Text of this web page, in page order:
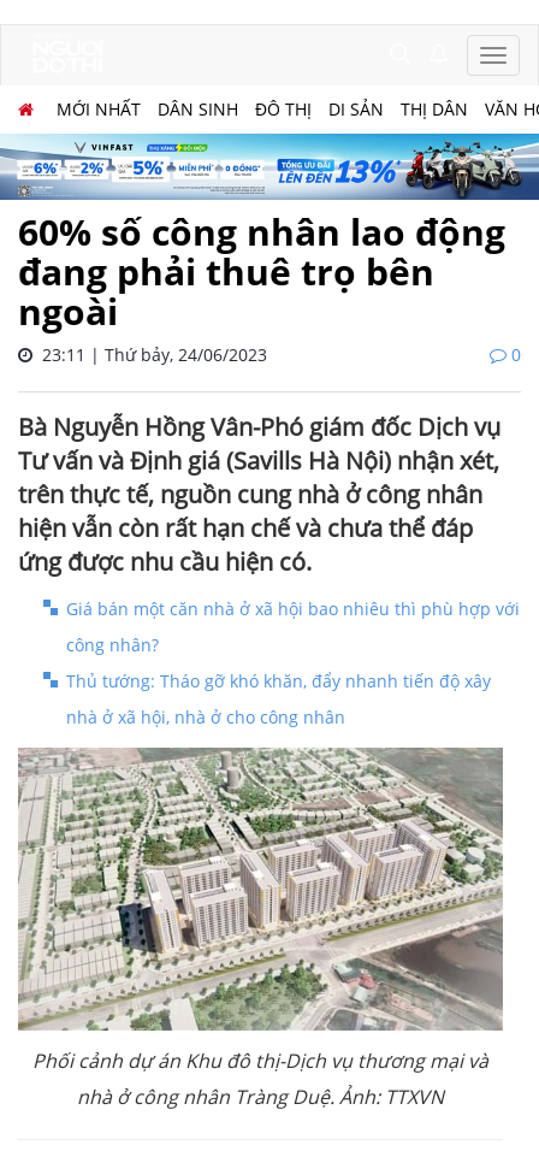
MỚI NHẤT DÂN SINH ĐÔ THỊ DI SẢN THỊ DÂN VĂN
60% số công nhân lao động
đang phải thuê trọ bên
ngoài
23:11 | Thứ bảy, 24/06/2023 0
Bà Nguyễn Hồng Vân-Phó giám đốc Dịch vụ
Tư vấn và Định giá (Savills Hà Nội) nhận xét,
trên thực tế, nguồn cung nhà ở công nhân
hiện vẫn còn rất hạn chế và chưa thể đáp
ứng được nhu cầu hiện có.
Giá bán một căn nhà ở xã hội bao nhiêu thì phù hợp với
công nhân?
Thủ tướng: Tháo gỡ khó khăn, đẩy nhanh tiến độ xây
nhà ở xã hội, nhà ở cho công nhân
Phối cảnh dự án Khu đô thị-Dịch vụ thương mại và
nhà ở công nhân Tràng Duệ. Ảnh: TTXVN